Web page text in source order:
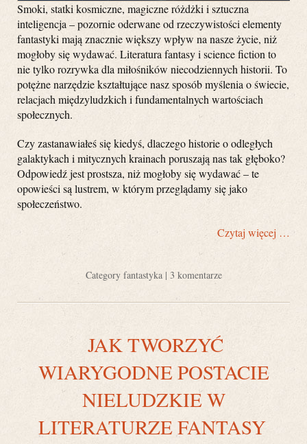
Smoki, statki kosmiczne, magiczne różdżki i sztuczna
inteligencja – pozornie oderwane od rzeczywistości elementy
fantastyki mają znacznie większy wpływ na nasze życie, niż
mogłoby się wydawać. Literatura fantasy i science fiction to
nie tylko rozrywka dla miłośników niecodziennych historii. To
potężne narzędzie kształtujące nasz sposób myślenia o świecie,
relacjach międzyludzkich i fundamentalnych wartościach
społecznych.
Czy zastanawiałeś się kiedyś, dlaczego historie o odległych
galaktykach i mitycznych krainach poruszają nas tak głęboko?
Odpowiedź jest prostsza, niż mogłoby się wydawać – te
opowieści są lustrem, w którym przeglądamy się jako
społeczeństwo.
Czytaj więcej …
Category fantastyka| 3 komentarze
JAK TWORZYĆ
WIARYGODNE POSTACIE
NIELUDZKIE W
LITERATURZE FANTASY